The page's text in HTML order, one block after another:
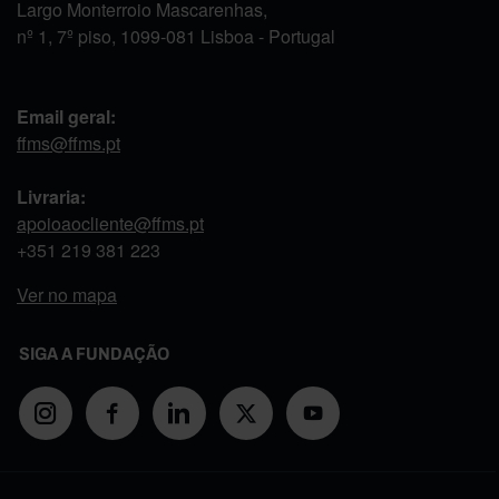
Largo Monterroio Mascarenhas,
nº 1, 7º piso, 1099-081 Lisboa - Portugal
Email geral:
ffms@ffms.pt
Livraria:
apoioaocliente@ffms.pt
+351 219 381 223
Ver no mapa
SIGA A FUNDAÇÃO